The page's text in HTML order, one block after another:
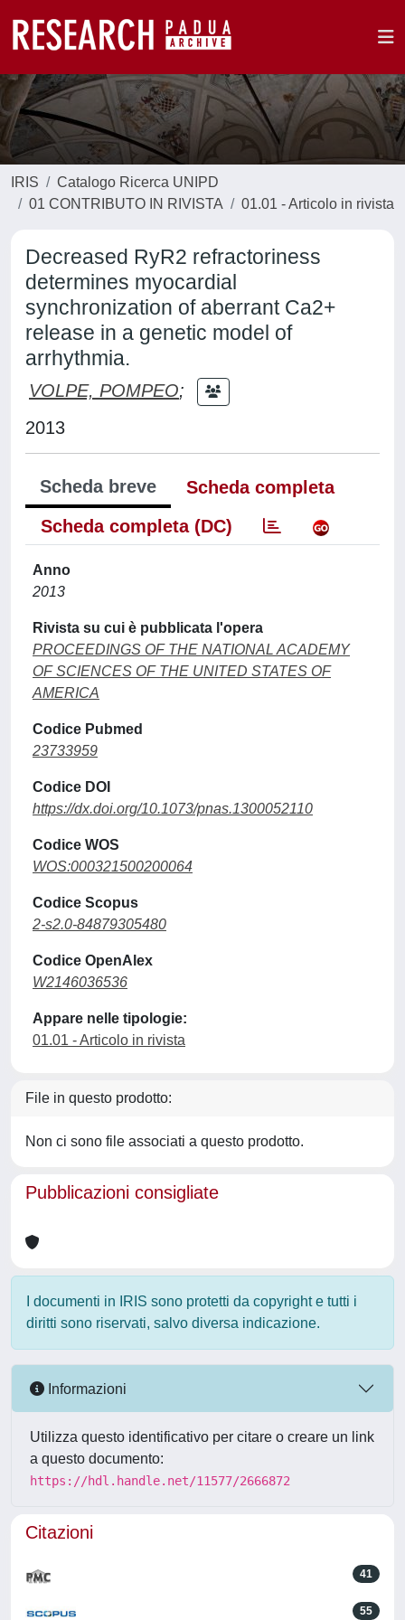
IRIS
Catalogo Ricerca UNIPD
01 CONTRIBUTO IN RIVISTA
01.01 - Articolo in rivista
Decreased RyR2 refractoriness
determines myocardial
synchronization of aberrant Ca2+
release in a genetic model of
arrhythmia.
VOLPE, POMPEO;
2013
Scheda breve
Scheda completa
Scheda completa (DC)
Anno
2013
Rivista su cui è pubblicata l'opera
PROCEEDINGS OF THE NATIONAL ACADEMY
OF SCIENCES OF THE UNITED STATES OF
AMERICA
Codice Pubmed
23733959
Codice DOI
https://dx.doi.org/10.1073/pnas.1300052110
Codice WOS
WOS:000321500200064
Codice Scopus
2-s2.0-84879305480
Codice OpenAlex
W2146036536
Appare nelle tipologie:
01.01 - Articolo in rivista
File in questo prodotto:
Non ci sono file associati a questo prodotto.
Pubblicazioni consigliate
I documenti in IRIS sono protetti da copyright e tutti i
diritti sono riservati, salvo diversa indicazione.
Informazioni
Utilizza questo identificativo per citare o creare un link
a questo documento:
https://hdl.handle.net/11577/2666872
Citazioni
41
55